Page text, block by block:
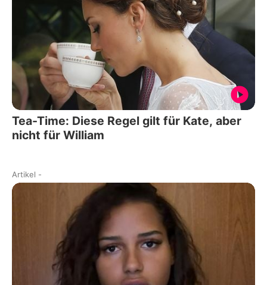
Tea-Time: Diese Regel gilt für Kate, aber
nicht für William
Artikel -